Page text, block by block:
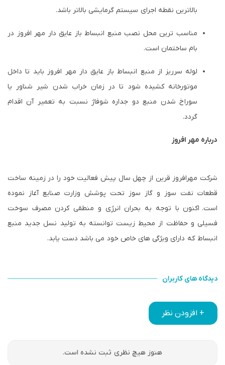
بالاترین نقطه اجرای سیستم گرمایشی بالاتر باشد.
مناسب ترین محل نصب منبع انبساط باز عایق دار مهر افروز در
بام ساختمان است.
لوله سرریز از منبع انبساط باز عایق دار مهر افروز باید تا داخل
موتورخانه کشیده شود تا در زمان خراب شدن شیر شناور یا
سوراخ شدن منبع دو جداره شوفاژ نسبت به تعمیر آن اقدام
گردد.
درباره مهر افروز
شرکت مهرافروز قرین از چهل سال پیش فعالیت خود را در زمینه ساخت
قطعات نفت سوز و گاز سوز تحت پوشش وزارت صنایع آغاز نموده
است. اکنون با توجه به بحران انرژی و منطقی کردن مصرف سوخت
فسیلی و حفاظت از محیط زیست توانسته به تولید نسل جدید منبع
انبساط که دارای ویژگی های خاص خود می باشد دست یابد.
دیدگاه های کاربران
+ افزودن نظر
هنوز هیچ نظری ثبت نشده است.